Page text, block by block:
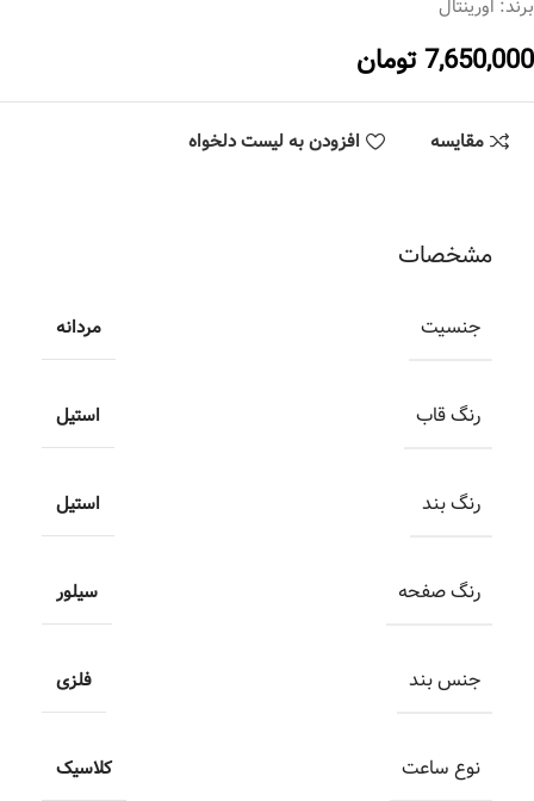
برند: اورینتال
7,650,000تومان
مقایسه افزودن به لیست دلخواه
مشخصات
جنسیت مردانه
رنگ قاب استيل
رنگ بند استيل
رنگ صفحه سيلور
جنس بند فلزی
نوع ساعت کلاسیک